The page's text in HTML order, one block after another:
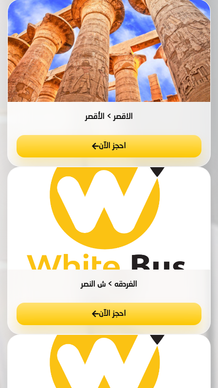
الاقصر > الأقصر
احجز الآن
الغردقه > ش النصر
احجز الآن